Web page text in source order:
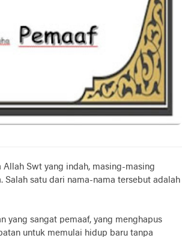
Allah Swt yang indah, masing-masing
satu dari nama-nama tersebut adalah
yang sangat pemaaf, yang menghapus
untuk memulai hidup baru tanpa